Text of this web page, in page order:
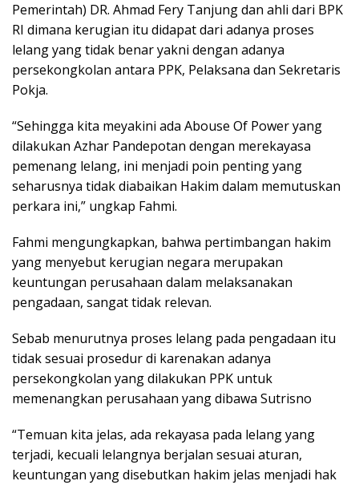
Pemerintah) DR. Ahmad Fery Tanjung dan ahli dari BPK
RI dimana kerugian itu didapat dari adanya proses
lelang yang tidak benar yakni dengan adanya
persekongkolan antara PPK, Pelaksana dan Sekretaris
Pokja.
“Sehingga kita meyakini ada Abouse Of Power yang
dilakukan Azhar Pandepotan dengan merekayasa
pemenang lelang, ini menjadi poin penting yang
seharusnya tidak diabaikan Hakim dalam memutuskan
perkara ini,” ungkap Fahmi.
Fahmi mengungkapkan, bahwa pertimbangan hakim
yang menyebut kerugian negara merupakan
keuntungan perusahaan dalam melaksanakan
pengadaan, sangat tidak relevan.
Sebab menurutnya proses lelang pada pengadaan itu
tidak sesuai prosedur di karenakan adanya
persekongkolan yang dilakukan PPK untuk
memenangkan perusahaan yang dibawa Sutrisno
“Temuan kita jelas, ada rekayasa pada lelang yang
terjadi, kecuali lelangnya berjalan sesuai aturan,
keuntungan yang disebutkan hakim jelas menjadi hak